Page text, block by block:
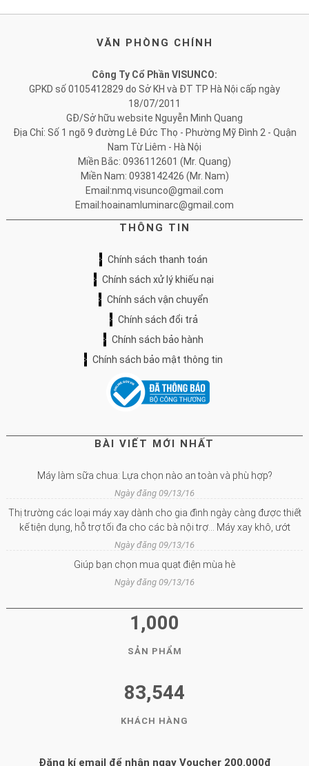
VĂN PHÒNG CHÍNH
Công Ty Cổ Phần VISUNCO:
GPKD số 0105412829 do Sở KH và ĐT TP Hà Nội cấp ngày
18/07/2011
GĐ/Sở hữu website Nguyễn Minh Quang
Địa Chỉ: Số 1 ngõ 9 đường Lê Đức Thọ - Phường Mỹ Đình 2 - Quận
Nam Từ Liêm - Hà Nội
Miền Bắc: 0936112601 (Mr. Quang)
Miền Nam: 0938142426 (Mr. Nam)
Email:nmq.visunco@gmail.com
Email:hoainamluminarc@gmail.com
THÔNG TIN
Chính sách thanh toán
Chính sách xử lý khiếu nại
Chính sách vận chuyển
Chính sách đổi trả
Chính sách bảo hành
Chính sách bảo mật thông tin
BÀI VIẾT MỚI NHẤT
Máy làm sữa chua: Lựa chọn nào an toàn và phù hợp?
Ngày đăng 09/13/16
Thị trường các loại máy xay dành cho gia đình ngày càng được thiết
kế tiện dụng, hỗ trợ tối đa cho các bà nội trợ… Máy xay khô, ướt
Ngày đăng 09/13/16
Giúp bạn chọn mua quạt điện mùa hè
Ngày đăng 09/13/16
1,000
SẢN PHẨM
83,544
KHÁCH HÀNG
Đăng kí email để nhận ngay Voucher 200.000đ